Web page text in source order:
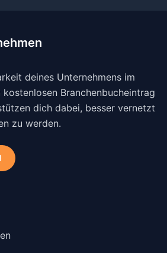
deines Unternehmens im
Branchenbucheintrag
dich dabei, besser vernetzt
zu werden.